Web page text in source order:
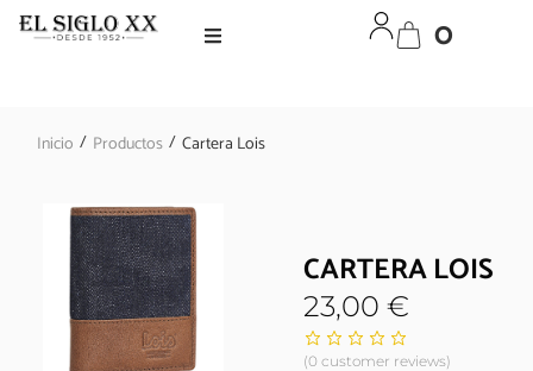
0
Inicio / Productos / Cartera Lois
CARTERA LOIS
23,00€
(0 customer reviews)